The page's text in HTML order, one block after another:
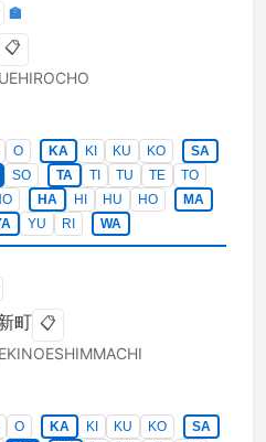
🏣
📋
O KA KI KU KO
SA
SO TA TI TU TE
TO
HA HI HU HO
MA
YU RI WA
町 📋
O KA KI KU KO
SA